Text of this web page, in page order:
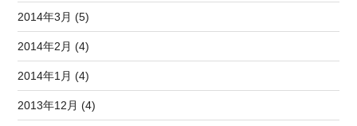
2014年3月 (5)
2014年2月 (4)
2014年1月 (4)
2013年12月 (4)